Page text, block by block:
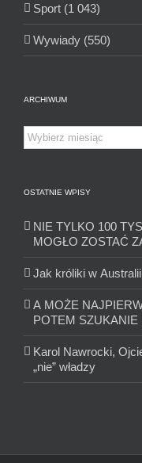
Sport (1 043)
Wywiady (550)
ARCHIWUM
Archiwum
OSTATNIE WPISY
NIE TYLKO 100
MOGŁO ZOSTAĆ
Jak króliki w Australii
A MOŻE
POTEM SZUKANIE
Karol Nawrocki,
„nie” władzy